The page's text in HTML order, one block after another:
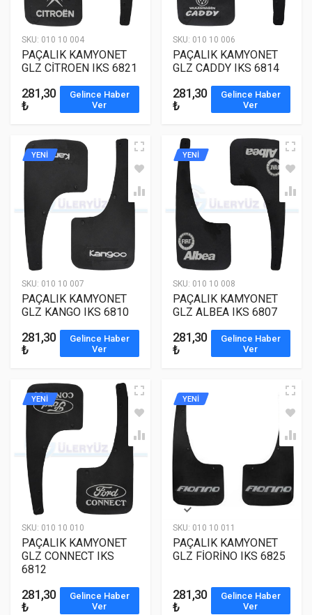
SKU: 010 10 004
PAÇALIK KAMYONET
GLZ CİTROEN IKS 6821
281,30
₺
Gelince Haber
Ver
SKU: 010 10 006
PAÇALIK KAMYONET
GLZ CADDY IKS 6814
281,30
₺
Gelince Haber
Ver
SKU: 010 10 007
YENİ
PAÇALIK KAMYONET
GLZ KANGO IKS 6810
281,30
₺
Gelince Haber
Ver
SKU: 010 10 008
YENİ
PAÇALIK KAMYONET
GLZ ALBEA IKS 6807
281,30
₺
Gelince Haber
Ver
SKU: 010 10 010
YENİ
PAÇALIK KAMYONET
GLZ CONNECT IKS
6812
281,30
₺
Gelince Haber
Ver
SKU: 010 10 011
YENİ
PAÇALIK KAMYONET
GLZ FİORİNO IKS 6825
281,30
₺
Gelince Haber
Ver